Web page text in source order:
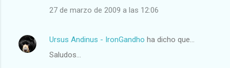
27 de marzo de 2009 a las 12:06
Ursus Andinus - IronGandho ha dicho que…
Saludos...